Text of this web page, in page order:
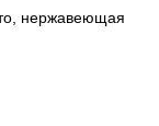
нержавеющая